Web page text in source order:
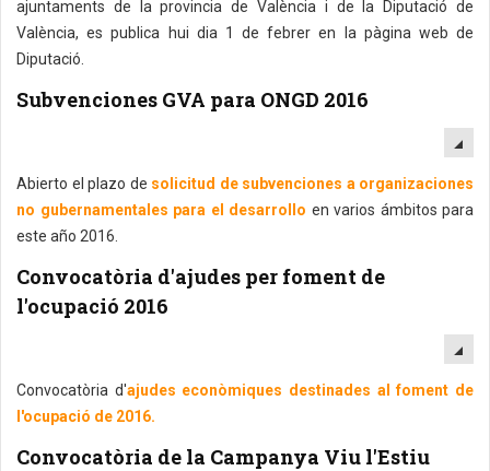
ajuntaments de la provincia de València i de la Diputació de
València, es publica hui dia 1 de febrer en la pàgina web de
Diputació.
Subvenciones GVA para ONGD 2016
Abierto el plazo de solicitud de subvenciones a organizaciones
no gubernamentales para el desarrollo en varios ámbitos para
este año 2016.
Convocatòria d'ajudes per foment de
l'ocupació 2016
Convocatòria d'ajudes econòmiques destinades al foment de
l'ocupació de 2016.
Convocatòria de la Campanya Viu l'Estiu